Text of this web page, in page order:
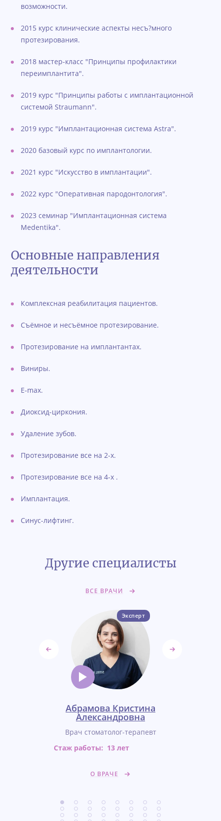
возможности.
2015 курс клинические аспекты несъ?много
протезирования.
2018 мастер-класс "Принципы профилактики
переимплантита".
2019 курс "Принципы работы с имплантационной
системой Straumann".
2019 курс "Имплантационная система Astra".
2020 базовый курс по имплантологии.
2021 курс "Искусство в имплантации".
2022 курс "Оперативная пародонтология".
2023 семинар "Имплантационная система
Medentika".
Основные направления
деятельности
Комплексная реабилитация пациентов.
Съёмное и несъёмное протезирование.
Протезирование на имплантантах.
Виниры.
Е-max.
Диоксид-циркония.
Удаление зубов.
Протезирование все на 2-х.
Протезирование все на 4-х .
Имплантация.
Синус-лифтинг.
Другие специалисты
ВСЕ ВРАЧИ
Эксперт
Абрамова Кристина
Александровна
Врач стоматолог-терапевт
Стаж работы: 13 лет
О ВРАЧЕ